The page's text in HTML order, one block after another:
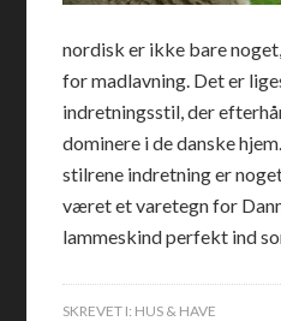
nordisk er ikke bare
for madlavning. Det er
indretningsstil, der
dominere i de danske
stilrene indretning er
været et varetegn for
lammeskind perfekt ind
SKREVET I: HUS & HAVE